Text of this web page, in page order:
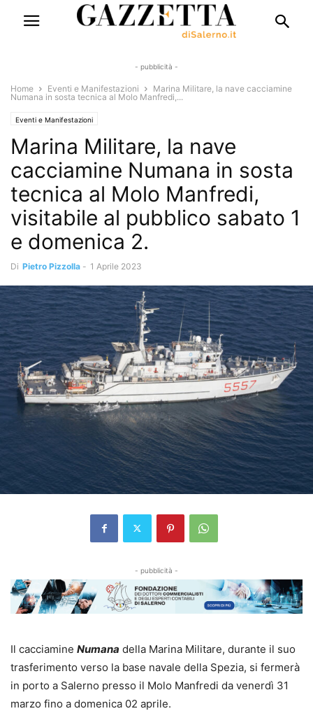
- pubblicità -
Home Eventi e Manifestazioni
Marina Militare, la nave cacciamine
Numana in sosta tecnica al Molo Manfredi,...
Eventi e Manifestazioni
Marina Militare, la nave
cacciamine Numana in sosta
tecnica al Molo Manfredi,
visitabile al pubblico sabato 1
e domenica 2.
Di Pietro Pizzolla - 1 Aprile 2023
- pubblicità -
Il cacciamine Numana della Marina Militare, durante il suo
trasferimento verso la base navale della Spezia, si fermerà
in porto a Salerno presso il Molo Manfredi da venerdì 31
marzo fino a domenica 02 aprile.